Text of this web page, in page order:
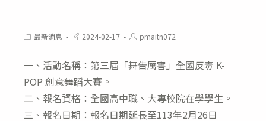
Post最新消息
Post2024-02-17
Post
author:
pmaitn072
一、活動名稱：第三屆「舞告厲害」全國反毒 K-
POP 創意舞蹈大賽。
二、報名資格：全國高中職、大專校院在學學生。
三、報名日期：報名日期延長至113年2月26日